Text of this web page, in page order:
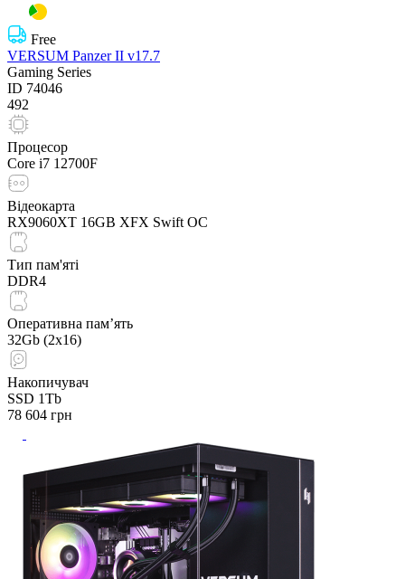
Free
VERSUM Panzer II v17.7
Gaming Series
ID 74046
492
Процесор
Core i7 12700F
Відеокарта
RX9060XT 16GB XFX Swift OC
Тип пам'яті
DDR4
Оперативна пам’ять
32Gb (2x16)
Накопичувач
SSD 1Tb
78 604 грн